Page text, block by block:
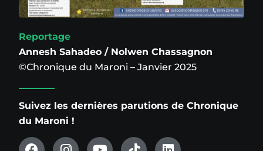
Reportage
Annesh Sahadeo / Nolwen Chassagnon
©Chronique du Maroni – Janvier 2025
Suivez les dernières parutions de Chronique
du Maroni !